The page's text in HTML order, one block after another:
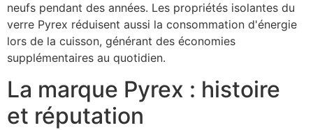
neufs pendant des années. Les propriétés isolantes du
verre Pyrex réduisent aussi la consommation d'énergie
lors de la cuisson, générant des économies
supplémentaires au quotidien.
La marque Pyrex : histoire
et réputation